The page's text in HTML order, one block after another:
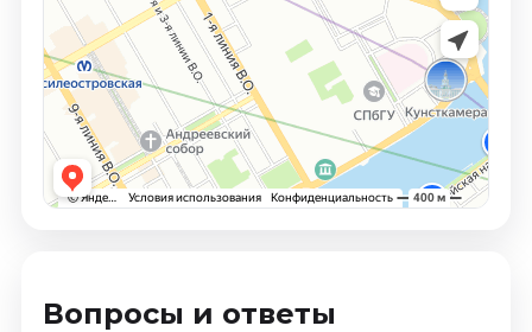
Вопросы и ответы